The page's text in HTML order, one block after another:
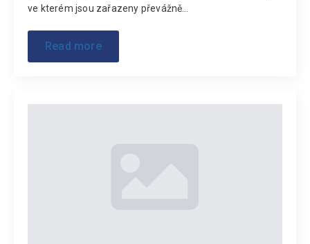
ve kterém jsou zařazeny převážně…
Read more